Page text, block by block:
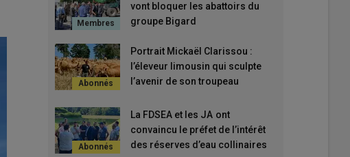
vont bloquer les abattoirs du
groupe Bigard
Portrait Mickaël Clarissou :
l’éleveur limousin qui sculpte
l’avenir de son troupeau
La FDSEA et les JA ont
convaincu le préfet de l’intérêt
des réserves d’eau collinaires